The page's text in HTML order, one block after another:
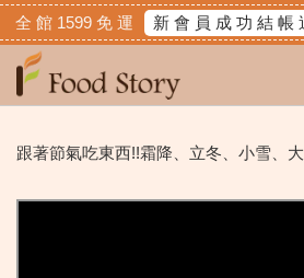
全 館 1599 免 運 新 會 員 成 功 結 帳
跟著節氣吃東西!!霜降、立冬、小雪、